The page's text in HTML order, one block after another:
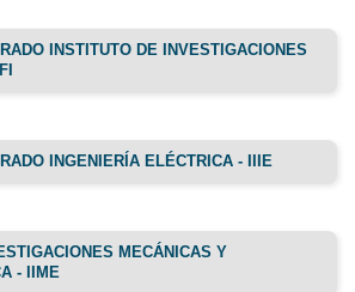
INSTITUTO DE INVESTIGACIONES
INGENIERÍA ELÉCTRICA - IIIE
MECÁNICAS Y
- IIME